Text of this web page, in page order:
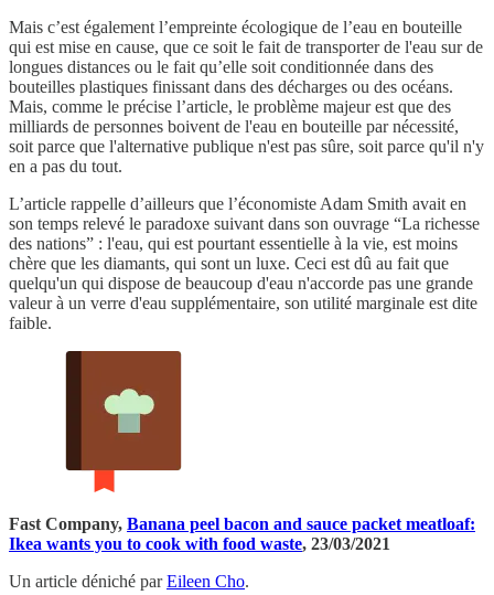
Mais c’est également l’empreinte écologique de l’eau en bouteille
qui est mise en cause, que ce soit le fait de transporter de l'eau sur de
longues distances ou le fait qu’elle soit conditionnée dans des
bouteilles plastiques finissant dans des décharges ou des océans.
Mais, comme le précise l’article, le problème majeur est que des
milliards de personnes boivent de l'eau en bouteille par nécessité,
soit parce que l'alternative publique n'est pas sûre, soit parce qu'il n'y
en a pas du tout.
L’article rappelle d’ailleurs que l’économiste Adam Smith avait en
son temps relevé le paradoxe suivant dans son ouvrage “La richesse
des nations” : l'eau, qui est pourtant essentielle à la vie, est moins
chère que les diamants, qui sont un luxe. Ceci est dû au fait que
quelqu'un qui dispose de beaucoup d'eau n'accorde pas une grande
valeur à un verre d'eau supplémentaire, son utilité marginale est dite
faible.
Fast Company, Banana peel bacon and sauce packet meatloaf:
Ikea wants you to cook with food waste, 23/03/2021
Un article déniché parEileen Cho.